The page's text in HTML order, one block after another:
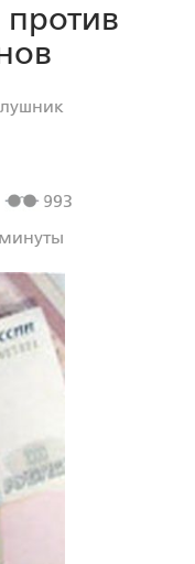
против
993